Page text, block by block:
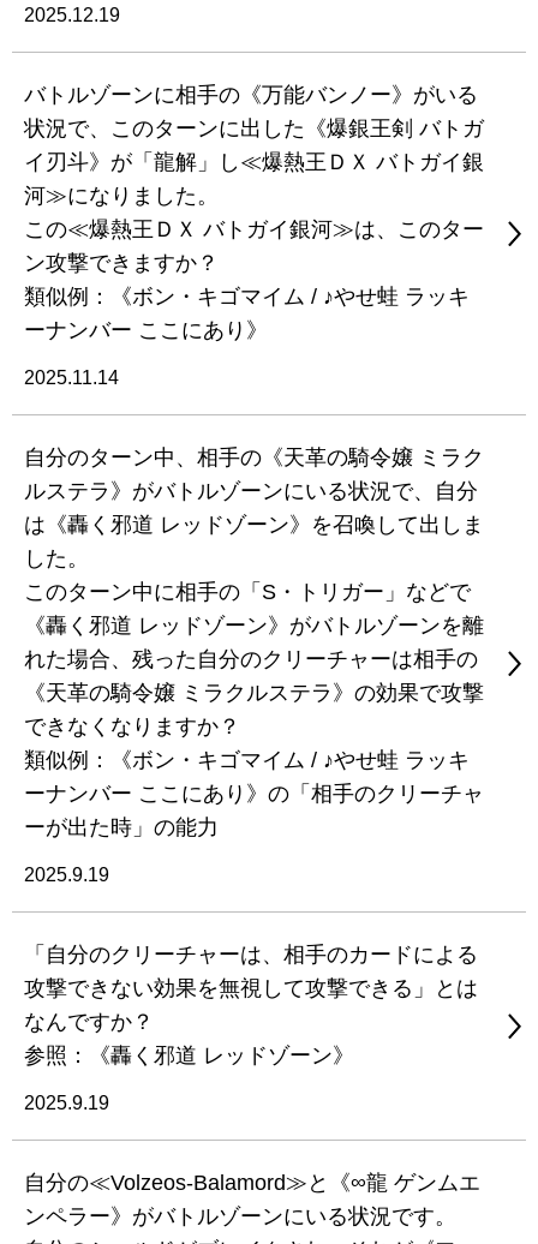
2025.12.19
バトルゾーンに相手の《万能バンノー》がいる
状況で、このターンに出した《爆銀王剣 バトガ
イ刃斗》が「龍解」し≪爆熱王ＤＸ バトガイ銀
河≫になりました。
この≪爆熱王ＤＸ バトガイ銀河≫は、このター
ン攻撃できますか？
類似例：《ボン・キゴマイム / ♪やせ蛙 ラッキ
ーナンバー ここにあり》
2025.11.14
自分のターン中、相手の《天革の騎令嬢 ミラク
ルステラ》がバトルゾーンにいる状況で、自分
は《轟く邪道 レッドゾーン》を召喚して出しま
した。
このターン中に相手の「S・トリガー」などで
《轟く邪道 レッドゾーン》がバトルゾーンを離
れた場合、残った自分のクリーチャーは相手の
《天革の騎令嬢 ミラクルステラ》の効果で攻撃
できなくなりますか？
類似例：《ボン・キゴマイム / ♪やせ蛙 ラッキ
ーナンバー ここにあり》の「相手のクリーチャ
ーが出た時」の能力
2025.9.19
「自分のクリーチャーは、相手のカードによる
攻撃できない効果を無視して攻撃できる」とは
なんですか？
参照：《轟く邪道 レッドゾーン》
2025.9.19
自分の≪Volzeos-Balamord≫と《∞龍 ゲンムエ
ンペラー》がバトルゾーンにいる状況です。